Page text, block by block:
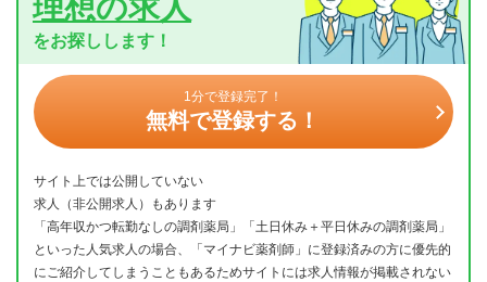
理想の求人
をお探しします！
1分で登録完了！
無料で登録する！
サイト上では公開していない
求人（非公開求人）もあります
「高年収かつ転勤なしの調剤薬局」「土日休み＋平日休みの調剤薬局」
といった人気求人の場合、「マイナビ薬剤師」に登録済みの方に優先的
にご紹介してしまうこともあるためサイトには求人情報が掲載されない